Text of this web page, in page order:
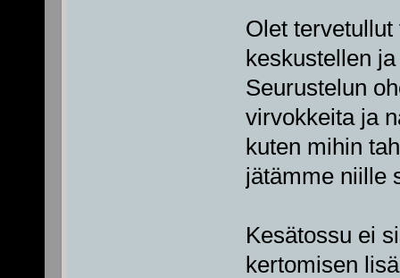
Olet
keskustellen
Seurustelun
virvokkeita ja
kuten mihin
jätämme niille
Kesätossu ei
kertomisen